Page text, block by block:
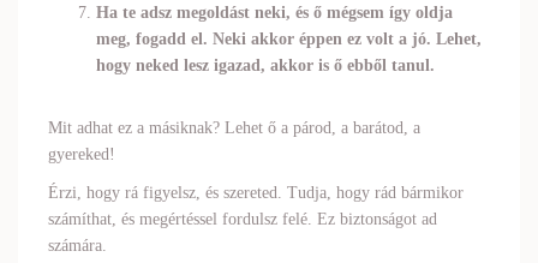
Ha te adsz megoldást neki, és ő mégsem így oldja
meg, fogadd el. Neki akkor éppen ez volt a jó. Lehet,
hogy neked lesz igazad, akkor is ő ebből tanul.
Mit adhat ez a másiknak? Lehet ő a párod, a barátod, a
gyereked!
Érzi, hogy rá figyelsz, és szereted. Tudja, hogy rád bármikor
számíthat, és megértéssel fordulsz felé. Ez biztonságot ad
számára.